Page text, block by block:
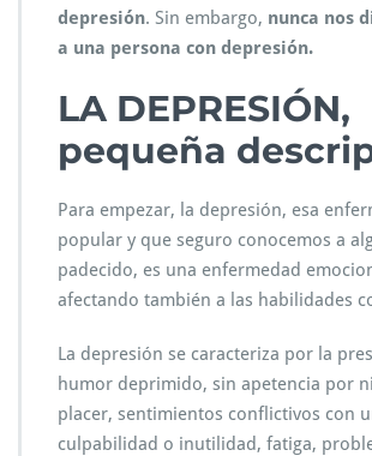
depresión. Sin embargo, nunca nos
a una persona con depresión.
LA DEPRESIÓN,
pequeña
Para empezar, la depresión, esa
popular y que seguro conocemos a
padecido, es una enfermedad
afectando también a las habilidades
La depresión se caracteriza por la
humor deprimido, sin apetencia por
placer, sentimientos conflictivos con
culpabilidad o inutilidad, fatiga,